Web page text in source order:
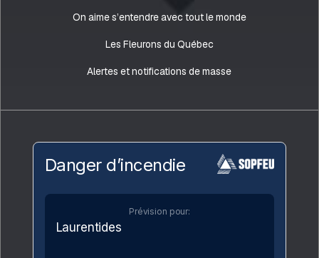
On aime s’entendre avec tout le monde
Les Fleurons du Québec
Alertes et notifications de masse
Danger d’incendie
Prévision pour:
Laurentides